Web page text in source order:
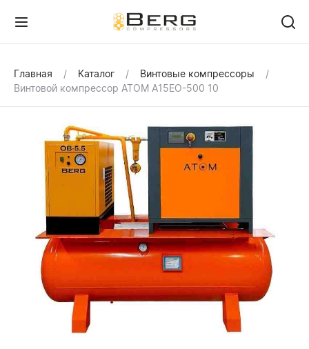
Главная Каталог
Винтовые компрессоры
Винтовой компрессор ATOM А15ЕО-500 10